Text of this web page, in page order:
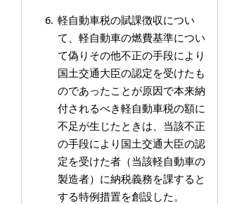
軽自動車税の賦課徴収につい
て、軽自動車の燃費基準につい
て偽りその他不正の手段により
国土交通大臣の認定を受けたも
のであったことが原因で本来納
付されるべき軽自動車税の額に
不足が生じたときは、当該不正
の手段により国土交通大臣の認
定を受けた者（当該軽自動車の
製造者）に納税義務を課すると
する特例措置を創設した。